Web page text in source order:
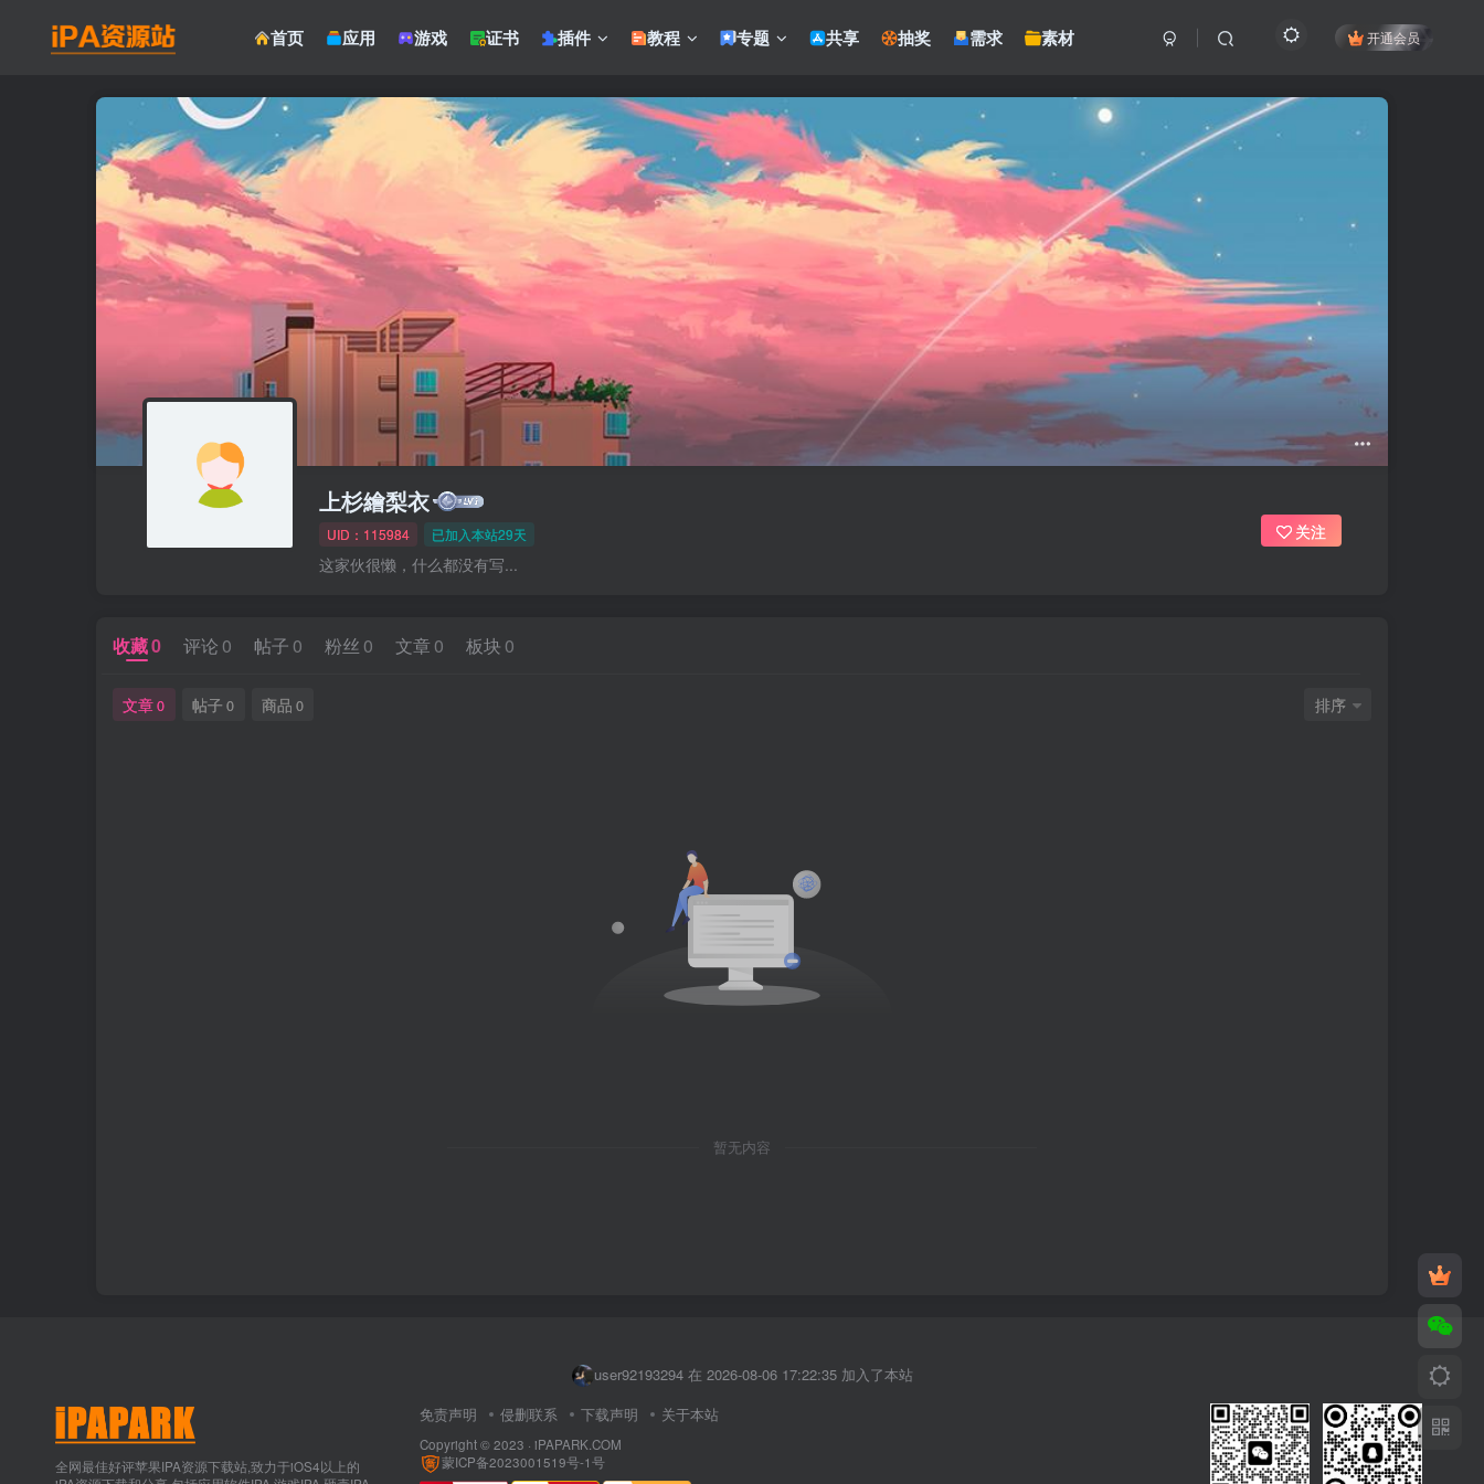
首页 应用 游戏 证书 插件 教程 专题 共享 抽奖 需求 素材 开通会员
上杉繪梨衣
UID：115984 已加入本站29天
这家伙很懒，什么都没有写...
关注
收藏0 评论 0 帖子 0 粉丝 0 文章 0 板块 0
文章0 帖子 0 商品 0 排序
暂无内容
user92193294 在 2026-08-06 17:22:35 加入了本站
yan123 在 2026-08-06 17:11:37 加入了本站
dhdism 在 2026-08-06 17:03:04 加入了本站
全网最佳好评苹果IPA资源下载站,致力于iOS4以上的
免责声明 侵删联系 下载声明 关于本站
Copyright © 2023 · iPAPARK.COM
蒙ICP备2023001519号-1号